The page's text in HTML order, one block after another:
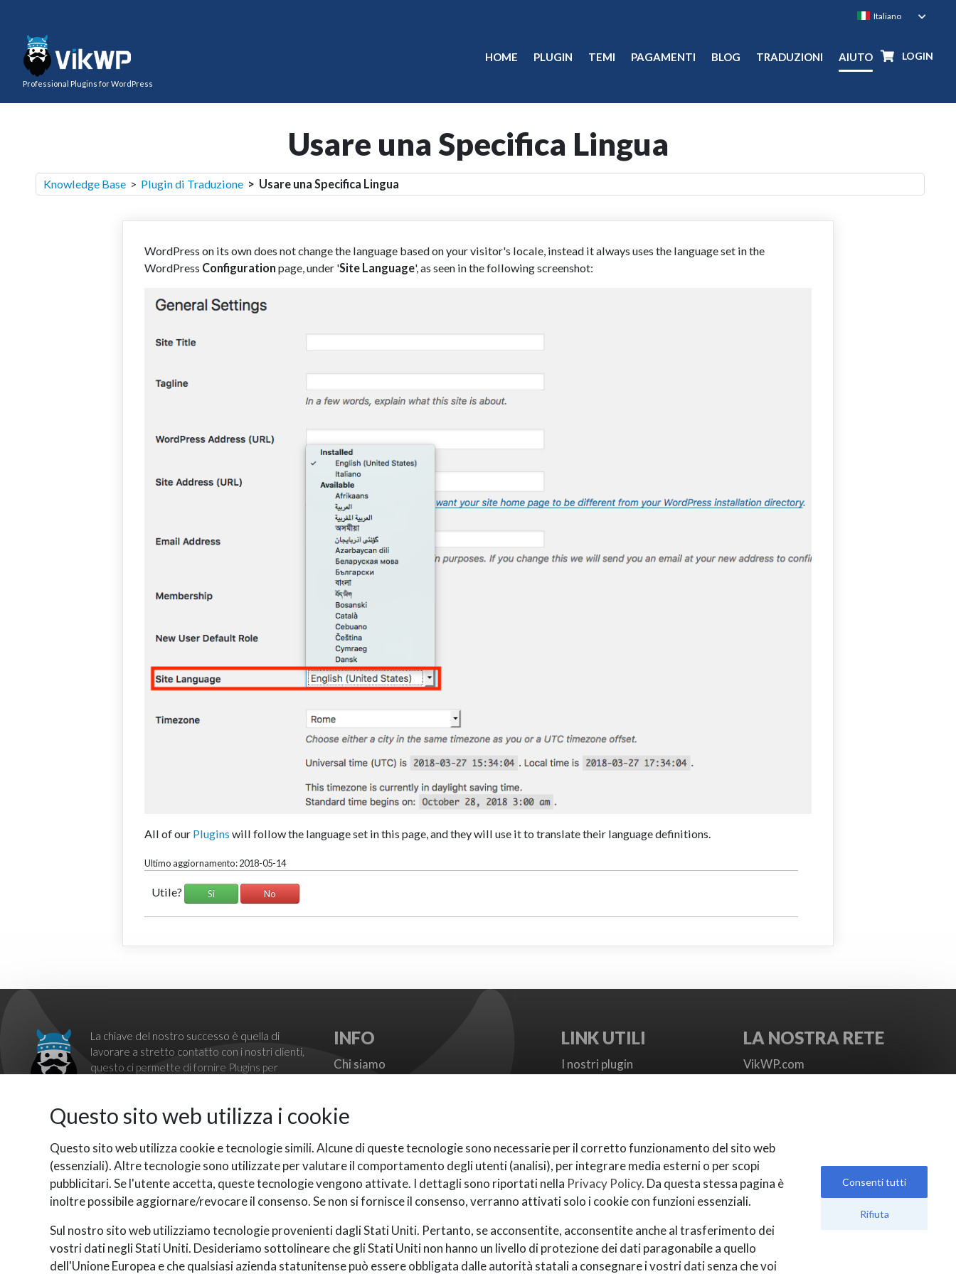
Professional Plugins for WordPress
LOGIN
HOME PLUGIN TEMI PAGAMENTI BLOG TRADUZIONI AIUTO
Usare una Specifica Lingua
Knowledge Base > Plugin di Traduzione > Usare una Specifica Lingua
WordPress on its own does not change the language based on your visitor's locale, instead it always uses the language set in the
WordPress Configuration page, under 'Site Language', as seen in the following screenshot:
All of our Plugins will follow the language set in this page, and they will use it to translate their language definitions.
Ultimo aggiornamento: 2018-05-14
Utile? Si No
La chiave del nostro successo è quella di
lavorare a stretto contatto con i nostri clienti,
questo ci permette di fornire Plugins per
barriere imposte dai sistemi proprietari,
fornendo una soluzione completa, affidabile ed indipendente
tramite i nostri Plugin per WordPress.
Per qualsiasi domanda non esitare a contattarci, saremo felici
di aiutarti.
INFO
Chi siamo
Privacy
Contatti
LINK UTILI
I nostri plugin
Support Board
LA NOSTRA RETE
VikWP.com
Questo sito web utilizza i cookie
Questo sito web utilizza cookie e tecnologie simili. Alcune di queste tecnologie sono necessarie per il corretto funzionamento del sito web
(essenziali). Altre tecnologie sono utilizzate per valutare il comportamento degli utenti (analisi), per integrare media esterni o per scopi
pubblicitari. Se l'utente accetta, queste tecnologie vengono attivate. I dettagli sono riportati nella Privacy Policy. Da questa stessa pagina è
inoltre possibile aggiornare/revocare il consenso. Se non si fornisce il consenso, verranno attivati solo i cookie con funzioni essenziali.
Sul nostro sito web utilizziamo tecnologie provenienti dagli Stati Uniti. Pertanto, se acconsentite, acconsentite anche al trasferimento dei
vostri dati negli Stati Uniti. Desideriamo sottolineare che gli Stati Uniti non hanno un livello di protezione dei dati paragonabile a quello
dell'Unione Europea e che qualsiasi azienda statunitense può essere obbligata dalle autorità statali a consegnare i vostri dati senza che voi
Consenti tutti
Rifiuta